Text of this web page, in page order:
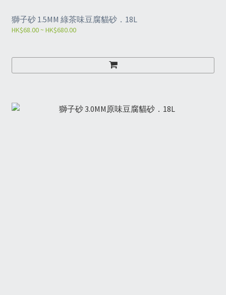
獅子砂 1.5MM 綠茶味豆腐貓砂．18L
HK$68.00 ~ HK$680.00